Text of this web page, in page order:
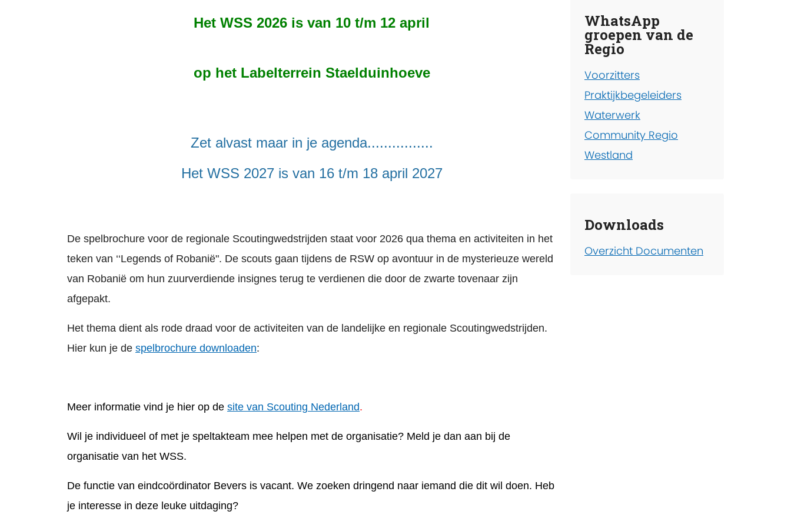
Het WSS 2026 is van 10 t/m 12 april
op het Labelterrein Staelduinhoeve
Zet alvast maar in je agenda................
Het WSS 2027 is van 16 t/m 18 april 2027
De spelbrochure voor de regionale Scoutingwedstrijden staat voor 2026 qua thema en activiteiten in het
teken van ‘‘Legends of Robanië". De scouts gaan tijdens de RSW op avontuur in de mysterieuze wereld
van Robanië om hun zuurverdiende insignes terug te verdienen die door de zwarte tovenaar zijn
afgepakt.
Het thema dient als rode draad voor de activiteiten van de landelijke en regionale Scoutingwedstrijden.
Hier kun je de spelbrochure downloaden:
Meer informatie vind je hier op de site van Scouting Nederland.
Wil je individueel of met je speltakteam mee helpen met de organisatie? Meld je dan aan bij de
organisatie van het WSS.
De functie van eindcoördinator Bevers is vacant. We zoeken dringend naar iemand die dit wil doen. Heb
je interesse in deze leuke uitdaging?
WhatsApp
groepen van de
Regio
Voorzitters
Praktijkbegeleiders
Waterwerk
Community Regio
Westland
Downloads
Overzicht Documenten